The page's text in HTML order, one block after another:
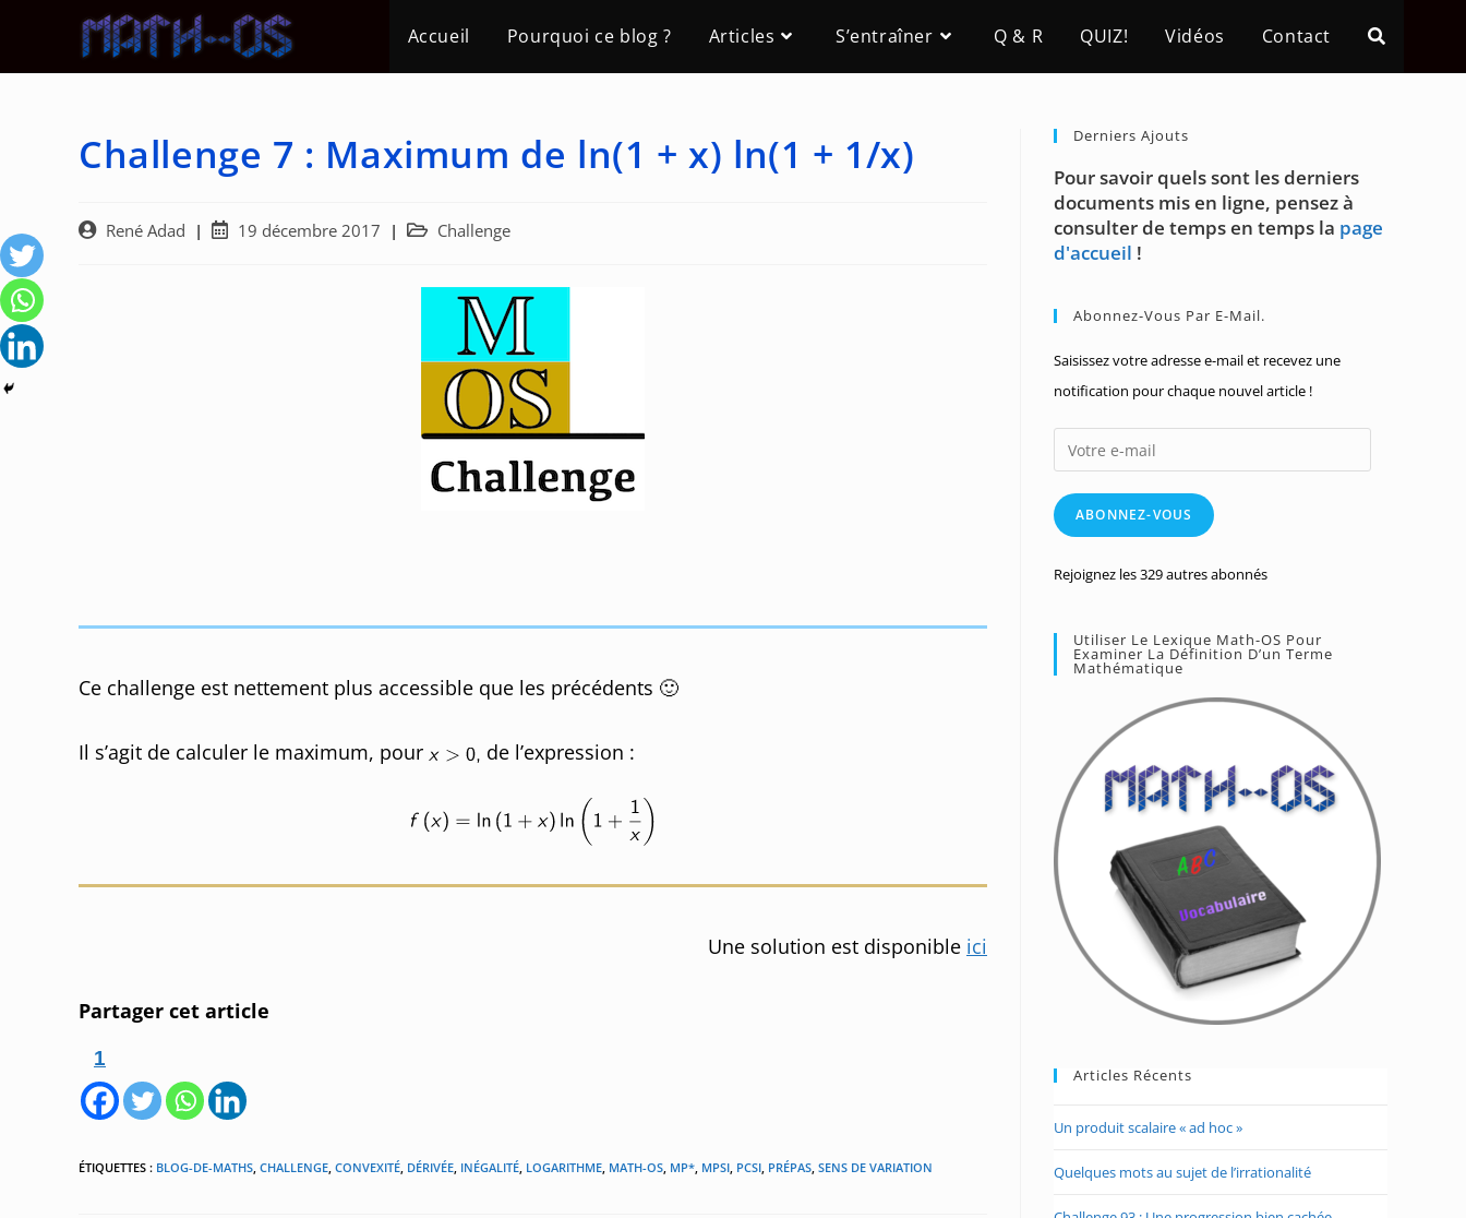
content
Accueil Pourquoi ce blog ? Articles S’entraîner Q & R QUIZ! Vidéos Contact
Challenge 7 : Maximum de ln(1 + x) ln(1 + 1/x)
Auteur/autrice
René Adad
Post19 décembre 2017
Post Challenge
Ce challenge est nettement plus accessible que les précédents 🙂
Il s’agit de calculer le maximum, pour de l’expression :
Une solution est disponible ici
Partager cet article
1
ÉTIQUETTES : BLOG-DE-MATHS, CHALLENGE, CONVEXITÉ, DÉRIVÉE, INÉGALITÉ, LOGARITHME, MATH-OS, MP*, MPSI, PCSI, PRÉPAS, SENS DE VARIATION
Derniers Ajouts
Pour savoir quels sont les derniers
documents mis en ligne, pensez à
consulter de temps en temps la page
d'accueil !
Abonnez-Vous Par E-Mail.
Saisissez votre adresse e-mail et recevez une
notification pour chaque nouvel article !
Votre
e-
mailABONNEZ-VOUS
Rejoignez les 329 autres abonnés
Utiliser Le Lexique Math-OS Pour
Examiner La Définition D’un Terme
Mathématique
Articles Récents
Un produit scalaire « ad hoc »
Quelques mots au sujet de l’irrationalité